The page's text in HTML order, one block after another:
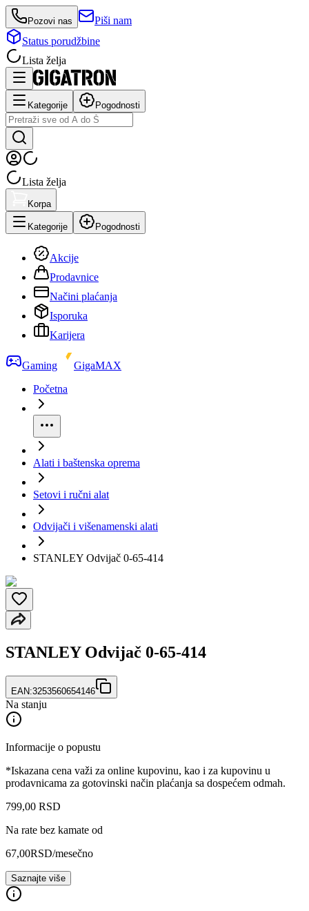
Pozovi nas
Piši nam
Status porudžbine
Lista želja
Kategorije Pogodnosti
Lista želja
Korpa
Kategorije Pogodnosti
Akcije
Prodavnice
Načini plaćanja
Isporuka
Karijera
Gaming
GigaMAX
Početna
Alati i baštenska oprema
Setovi i ručni alat
Odvijači i višenamenski alati
STANLEY Odvijač 0-65-414
STANLEY Odvijač 0-65-414
EAN:3253560654146
Na stanju
Informacije o popustu
*Iskazana cena važi za online kupovinu, kao i za kupovinu u
prodavnicama za gotovinski način plaćanja sa dospećem odmah.
799,00 RSD
Na rate bez kamate od
67,00RSD/mesečno
Saznajte više